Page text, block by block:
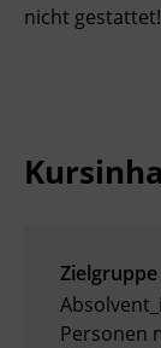
nicht gestattet!
Zielgruppe
Personen